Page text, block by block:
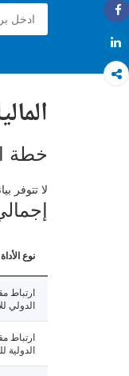
Share
Share
خطة
لا تتوفر
نوع الأداة
ارتباط
الدولي
ارتباط
الدولية